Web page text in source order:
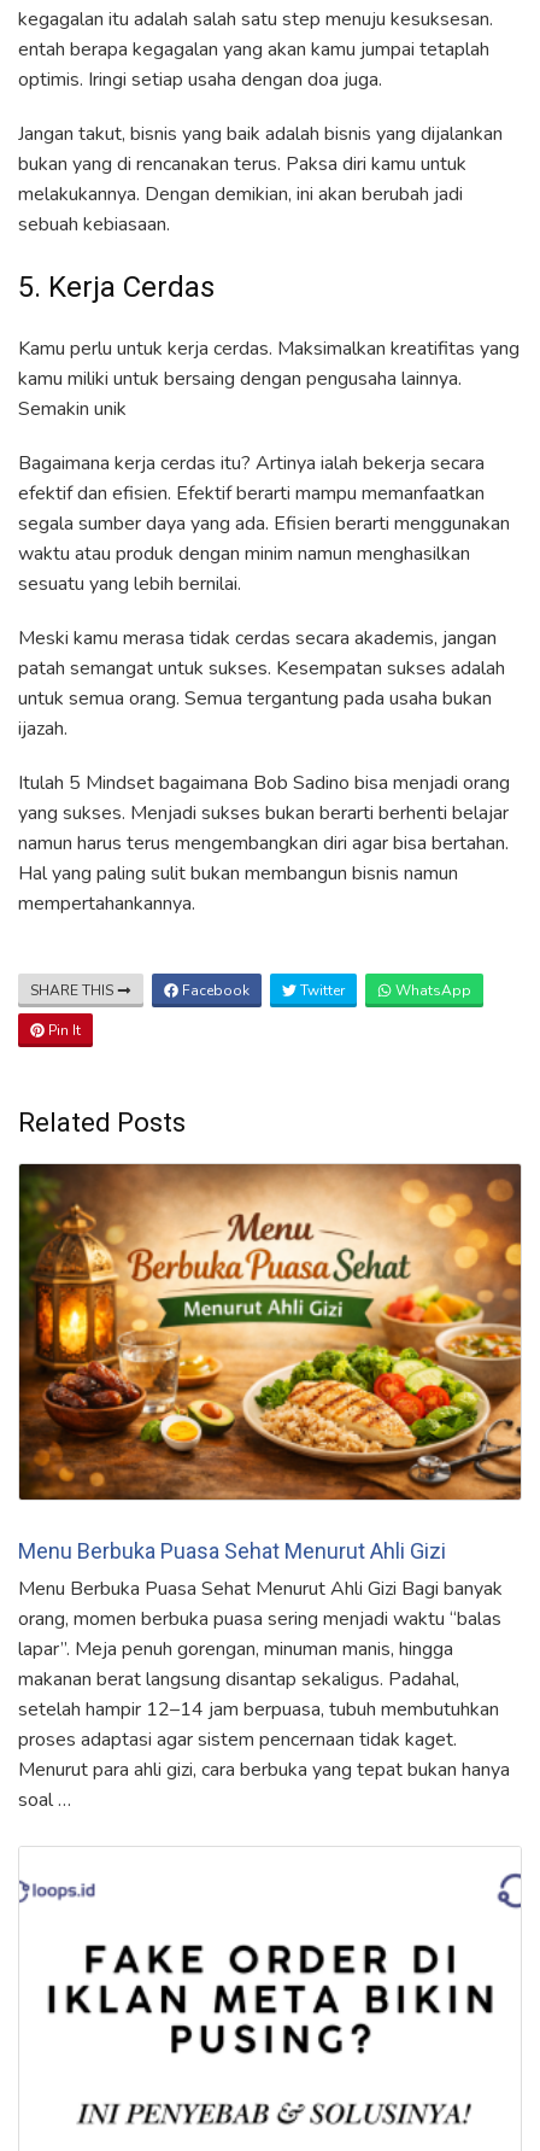
kegagalan itu adalah salah satu step menuju kesuksesan.
entah berapa kegagalan yang akan kamu jumpai tetaplah
optimis. Iringi setiap usaha dengan doa juga.
Jangan takut, bisnis yang baik adalah bisnis yang dijalankan
bukan yang di rencanakan terus. Paksa diri kamu untuk
melakukannya. Dengan demikian, ini akan berubah jadi
sebuah kebiasaan.
5. Kerja Cerdas
Kamu perlu untuk kerja cerdas. Maksimalkan kreatifitas yang
kamu miliki untuk bersaing dengan pengusaha lainnya.
Semakin unik
Bagaimana kerja cerdas itu? Artinya ialah bekerja secara
efektif dan efisien. Efektif berarti mampu memanfaatkan
segala sumber daya yang ada. Efisien berarti menggunakan
waktu atau produk dengan minim namun menghasilkan
sesuatu yang lebih bernilai.
Meski kamu merasa tidak cerdas secara akademis, jangan
patah semangat untuk sukses. Kesempatan sukses adalah
untuk semua orang. Semua tergantung pada usaha bukan
ijazah.
Itulah 5 Mindset bagaimana Bob Sadino bisa menjadi orang
yang sukses. Menjadi sukses bukan berarti berhenti belajar
namun harus terus mengembangkan diri agar bisa bertahan.
Hal yang paling sulit bukan membangun bisnis namun
mempertahankannya.
SHARE THIS Facebook Twitter WhatsApp
Pin It
Related Posts
Menu Berbuka Puasa Sehat Menurut Ahli Gizi
Menu Berbuka Puasa Sehat Menurut Ahli Gizi Bagi banyak
orang, momen berbuka puasa sering menjadi waktu “balas
lapar”. Meja penuh gorengan, minuman manis, hingga
makanan berat langsung disantap sekaligus. Padahal,
setelah hampir 12–14 jam berpuasa, tubuh membutuhkan
proses adaptasi agar sistem pencernaan tidak kaget.
Menurut para ahli gizi, cara berbuka yang tepat bukan hanya
soal …